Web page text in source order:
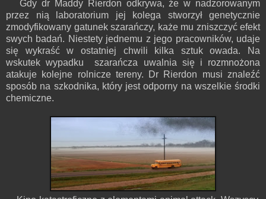
Gdy dr Maddy Rierdon odkrywa, że w nadzorowanym
przez nią laboratorium jej kolega stworzył genetycznie
zmodyfikowany gatunek szarańczy, każe mu zniszczyć efekt
swych badań. Niestety jednemu z jego pracowników, udaje
się wykraść w ostatniej chwili kilka sztuk owada. Na
wskutek wypadku szarańcza uwalnia się i rozmnożona
atakuje kolejne rolnicze tereny. Dr Rierdon musi znaleźć
sposób na szkodnika, który jest odporny na wszelkie środki
chemiczne.